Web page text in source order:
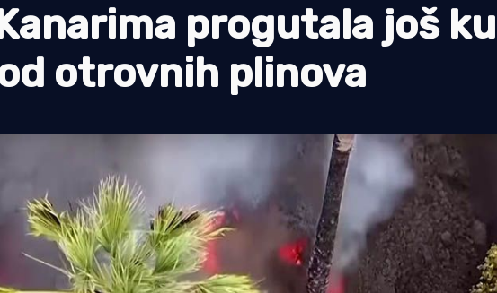
progutala još
otrovnih plinova